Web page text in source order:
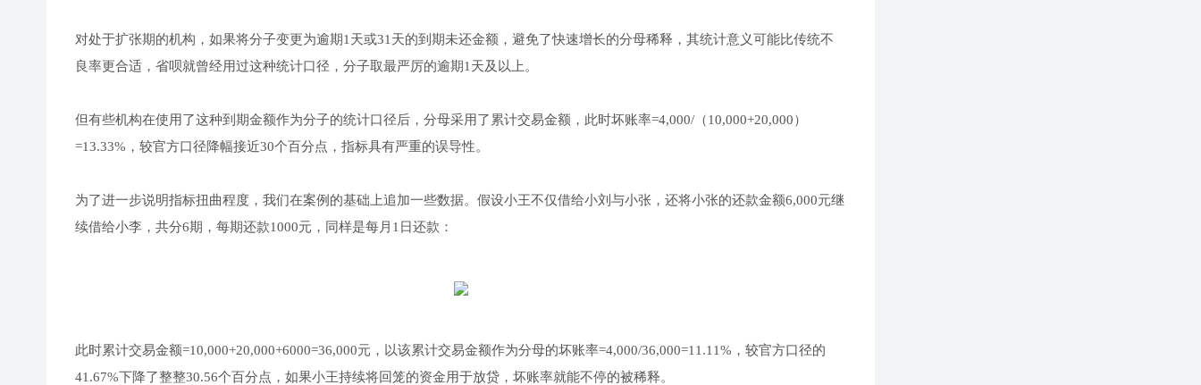
对处于扩张期的机构，如果将分子变更为逾期1天或31天的到期未还金额，避免了快速增长的分母稀释，其统计意义可能比传统不
良率更合适，省呗就曾经用过这种统计口径，分子取最严厉的逾期1天及以上。
但有些机构在使用了这种到期金额作为分子的统计口径后，分母采用了累计交易金额，此时坏账率=4,000/（10,000+20,000）
=13.33%，较官方口径降幅接近30个百分点，指标具有严重的误导性。
为了进一步说明指标扭曲程度，我们在案例的基础上追加一些数据。假设小王不仅借给小刘与小张，还将小张的还款金额6,000元继
续借给小李，共分6期，每期还款1000元，同样是每月1日还款：
此时累计交易金额=10,000+20,000+6000=36,000元，以该累计交易金额作为分母的坏账率=4,000/36,000=11.11%，较官方口径的
41.67%下降了整整30.56个百分点，如果小王持续将回笼的资金用于放贷，坏账率就能不停的被稀释。